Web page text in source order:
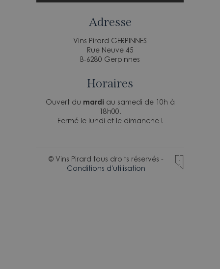
Adresse
Vins Pirard GERPINNES
Rue Neuve 45
B-6280 Gerpinnes
Horaires
Ouvert du mardi au samedi de 10h à
18h00.
Fermé le lundi et le dimanche !
© Vins Pirard tous droits réservés -
Conditions d'utilisation